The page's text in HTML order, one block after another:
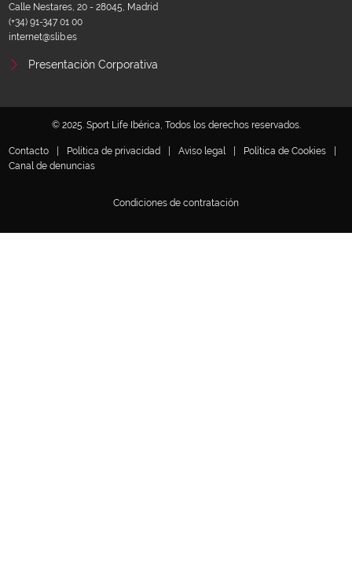
Calle Nestares, 20 - 28045, Madrid
(+34) 91-347 01 00
internet@slib.es
Presentación Corporativa
© 2025. Sport Life Ibérica, Todos los derechos reservados.
Contacto Política de privacidad Aviso legal Política de Cookies
Canal de denuncias
Condiciones de contratación